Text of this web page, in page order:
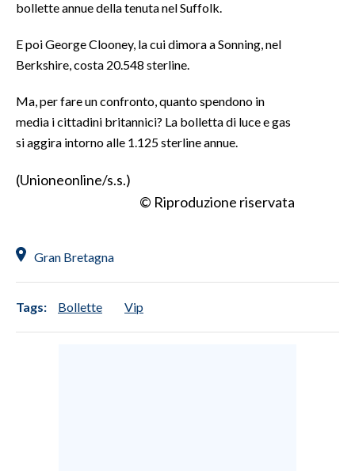
ABBONATI
NECROLOGI
PUBBLICITÀ
SPIAGGE
STORE
bollette annue della tenuta nel Suffolk.
E poi George Clooney, la cui dimora a Sonning, nel
Berkshire, costa 20.548 sterline.
Ma, per fare un confronto, quanto spendono in
media i cittadini britannici? La bolletta di luce e gas
si aggira intorno alle 1.125 sterline annue.
(Unioneonline/s.s.)
© Riproduzione riservata
Gran Bretagna
Tags: Bollette Vip